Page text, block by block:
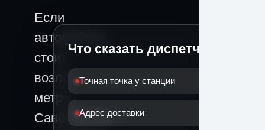
Если
автомобиль
стоит
возле
метро
Савёловская,
Что сказать диспетчеру
Точная точка у станции
Адрес доставки